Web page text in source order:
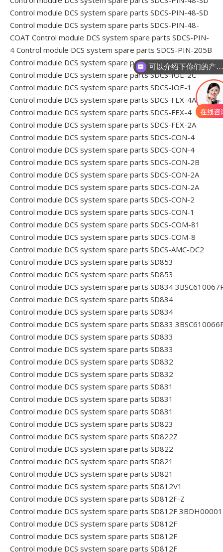
Control module DCS system spare parts SDCS-PIN-48-SD
Control module DCS system spare parts SDCS-PIN-48-
COAT Control module DCS system spare parts SDCS-PIN-
4 Control module DCS system spare parts SDCS-PIN-205B
Control module DCS system spare parts SDCS-PIN-205B
Control module DCS system spare parts SDCS-IOE-2C
Control module DCS system spare parts SDCS-IOE-1
Control module DCS system spare parts SDCS-FEX-4A
Control module DCS system spare parts SDCS-FEX-4
Control module DCS system spare parts SDCS-FEX-2A
Control module DCS system spare parts SDCS-CON-4
Control module DCS system spare parts SDCS-CON-4
Control module DCS system spare parts SDCS-CON-2B
Control module DCS system spare parts SDCS-CON-2A
Control module DCS system spare parts SDCS-CON-2A
Control module DCS system spare parts SDCS-CON-2
Control module DCS system spare parts SDCS-CON-1
Control module DCS system spare parts SDCS-COM-81
Control module DCS system spare parts SDCS-COM-8
Control module DCS system spare parts SDCS-AMC-DC2
Control module DCS system spare parts SD853
Control module DCS system spare parts SD853
Control module DCS system spare parts SD834
Control module DCS system spare parts SD834
Control module DCS system spare parts SD834
Control module DCS system spare parts SD833
Control module DCS system spare parts SD833
Control module DCS system spare parts SD833
Control module DCS system spare parts SD832
Control module DCS system spare parts SD832
Control module DCS system spare parts SD831
Control module DCS system spare parts SD831
Control module DCS system spare parts SD831
Control module DCS system spare parts SD823
Control module DCS system spare parts SD822Z
Control module DCS system spare parts SD822
Control module DCS system spare parts SD821
Control module DCS system spare parts SD821
Control module DCS system spare parts SD812V1
Control module DCS system spare parts SD812F-Z
Control module DCS system spare parts SD812F
Control module DCS system spare parts SD812F
Control module DCS system spare parts SD812F
Control module DCS system spare parts SD812F
你们是怎么收费